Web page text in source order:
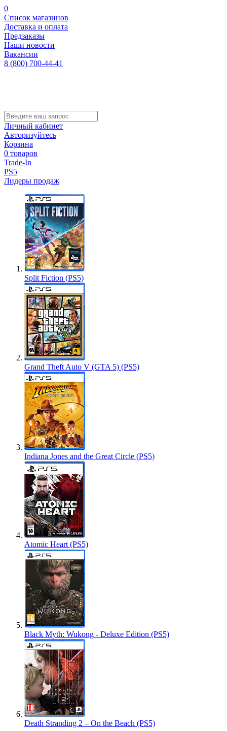
0
Список магазинов
Доставка и оплата
Предзаказы
Наши новости
Вакансии
8 (800) 700-44-41
Личный кабинет
Авторизуйтесь
Корзина
0 товаров
Trade-In
PS5
Лидеры продаж
Split Fiction (PS5)
Grand Theft Auto V (GTA 5) (PS5)
Indiana Jones and the Great Circle (PS5)
Atomic Heart (PS5)
Black Myth: Wukong - Deluxe Edition (PS5)
Death Stranding 2 – On the Beach (PS5)